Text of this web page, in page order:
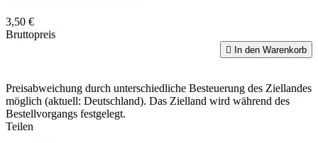
3,50 €
Bruttopreis
 In den Warenkorb
Preisabweichung durch unterschiedliche Besteuerung des Ziellandes
möglich (aktuell: Deutschland). Das Zielland wird während des
Bestellvorgangs festgelegt.
Teilen